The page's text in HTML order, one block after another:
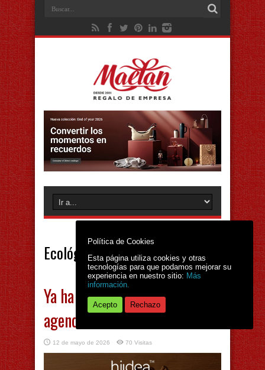
Ecológicos
Ya ha llegado el catálogo de
agendas 2027
12 de mayo de 2026 70 Visitas
Política de Cookies
Esta página utiliza cookies y otras
tecnologías para que podamos mejorar su
experiencia en nuestro sitio: Más
información.
Acepto Rechazo